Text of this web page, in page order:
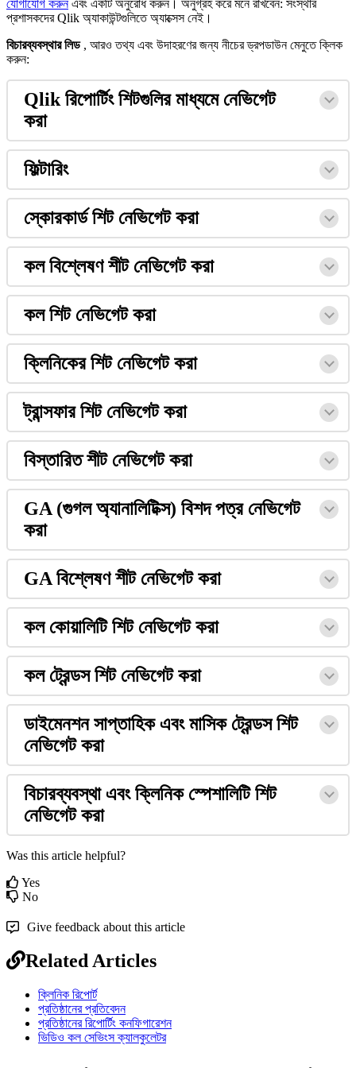
যগযগ করন এব একট অনরধ করন। অনগরহ কর মন রখবন: সসথর
পরশসকদর Qlik অযকউটগলত অযকস নই ।
বচরবযবসথর লড , আরও তথয এব উদহরণর জনয নচর ডরপডউন মনত কক
করন:
Qlik রপর শটগলর মধযম নভগট
কর
ফটর
সরকর শট নভগট কর
কল বশষণ শট নভগট কর
কল শট নভগট কর
কনকর শট নভগট কর
টরসফর শট নভগট কর
বসতরত শট নভগট কর
GA (গগল অযনলটকস) বশদ পতর নভগট
কর
GA বশষণ শট নভগট কর
কল কযলট শট নভগট কর
কল টডস শট নভগট কর
ডইমনশন সপতহক এব মসক টডস শট
নভগট কর
বচরবযবসথ এব কনক সশলট শট
নভগট কর
Was this article helpful?
Yes
No
Give feedback about this article
Related Articles
ক্লিনিক রিপোর্ট
প্রতিষ্ঠানের প্রতিবেদন
প্রতিষ্ঠানের রিপোর্টিং কনফিগারেশন
ভিডিও কল সেভিংস ক্যালকুলেটর